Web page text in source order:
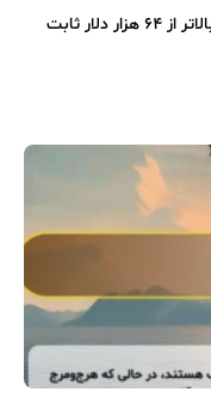
افزایش چشمگیر ZEC و HYPE، قیمت BTC بالاتر از ۶۴ هزار دلار ثابت